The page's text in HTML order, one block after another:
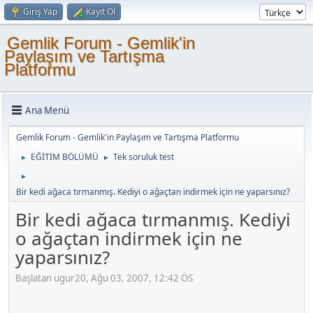
Giriş Yap Kayıt Ol
Gemlik Forum - Gemlik'in
Paylaşım ve Tartışma
Platformu
Ana Menü
Gemlik Forum - Gemlik'in Paylaşım ve Tartışma Platformu
► EĞİTİM BÖLÜMÜ ► Tek soruluk test
►
Bir kedi ağaca tırmanmış. Kediyi o ağaçtan indirmek için ne yaparsınız?
Bir kedi ağaca tırmanmış. Kediyi
o ağaçtan indirmek için ne
yaparsınız?
Başlatan ugur20, Ağu 03, 2007, 12:42 ÖS